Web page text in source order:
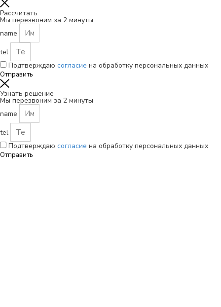
Рассчитать
Мы перезвоним за 2 минуты
name
tel
Подтверждаю согласие на обработку персональных данных
Отправить
Узнать решение
Мы перезвоним за 2 минуты
name
tel
Подтверждаю согласие на обработку персональных данных
Отправить